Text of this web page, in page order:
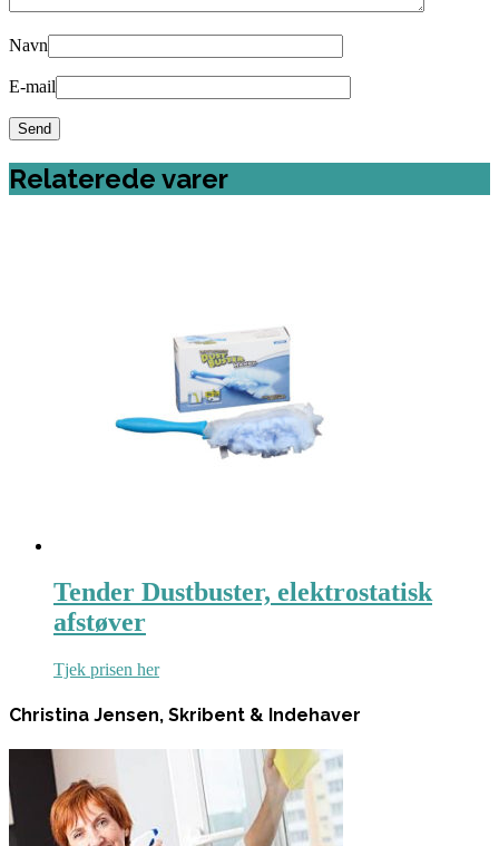
Navn
E-mail
Relaterede varer
Tender Dustbuster, elektrostatisk
afstøver
Tjek prisen her
Christina Jensen, Skribent & Indehaver